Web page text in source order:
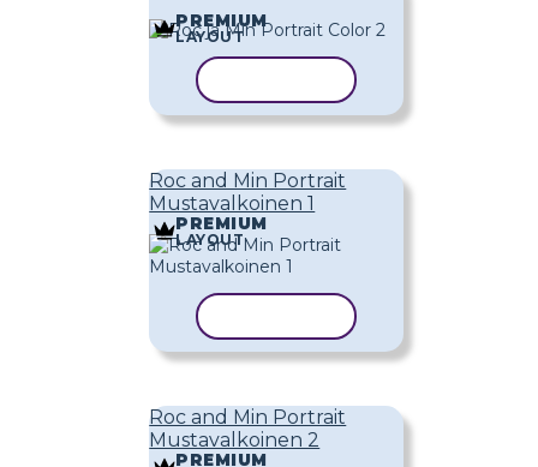
PREMIUM
LAYOUT
Roc and Min Portrait
Mustavalkoinen 1
PREMIUM
LAYOUT
Roc and Min Portrait
Mustavalkoinen 2
PREMIUM